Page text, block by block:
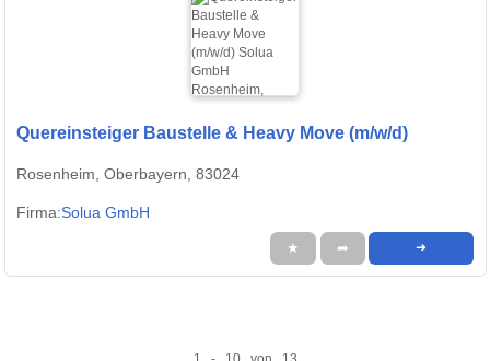
Quereinsteiger Baustelle & Heavy Move (m/w/d)
Rosenheim, Oberbayern, 83024
Firma:Solua GmbH
★ ➦ ➜